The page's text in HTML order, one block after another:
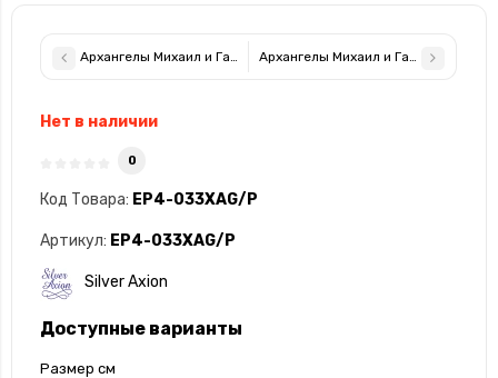
Архангелы Михаил и Гавриил 20х25см серебряная икона
Архангелы Михаил и Гавриил
Нет в наличии
0
Код Товара: EP4-033XAG/P
Артикул: EP4-033XAG/P
Silver Axion
Доступные варианты
Размер см